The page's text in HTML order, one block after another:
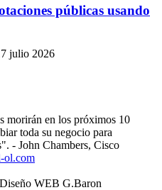
públicas usando
julio 2026
morirán en los próximos 10
toda su negocio para
- John Chambers, Cisco
ol.com
WEB G.Baron